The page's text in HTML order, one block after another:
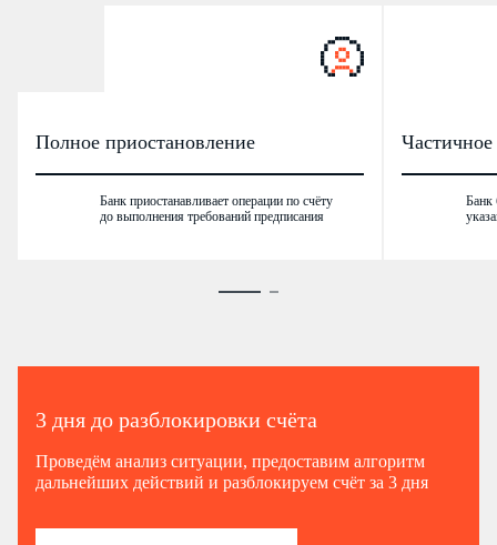
Полное приостановление
Банк приостанавливает операции по счёту
до выполнения требований предписания
Банк
3 дня до разблокировки счёта
Проведём анализ ситуации, предоставим алгоритм
дальнейших действий и разблокируем счёт за 3 дня